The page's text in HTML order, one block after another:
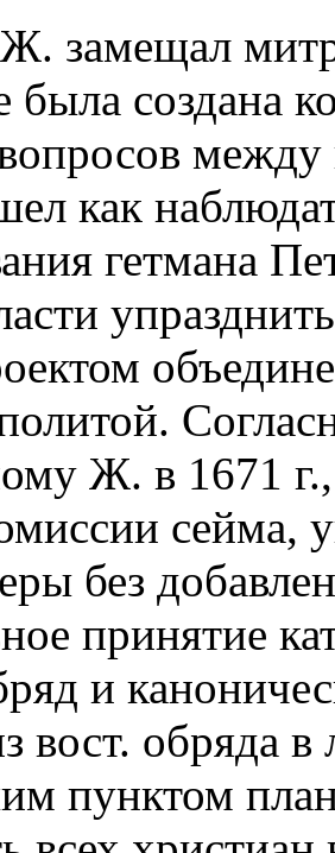
замещал
была создана
как
гетмана
Ж. в 1671
сейма,
без
принятие
и
вост. обряда
пунктом